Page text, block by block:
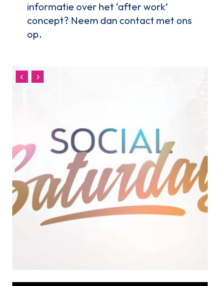
informatie over het ‘after work’
concept? Neem dan contact met ons
op.